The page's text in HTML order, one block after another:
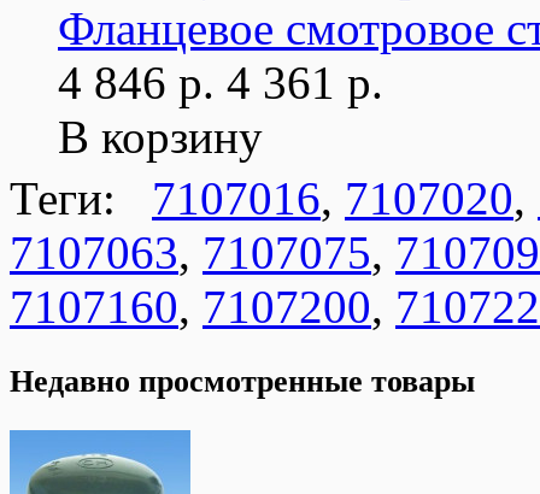
Фланцевое смотровое
4 846 р. 4 361 р.
В корзину
Теги: 7107016, 7107020,
7107063, 7107075,
7107160, 7107200,
Недавно просмотренные товары